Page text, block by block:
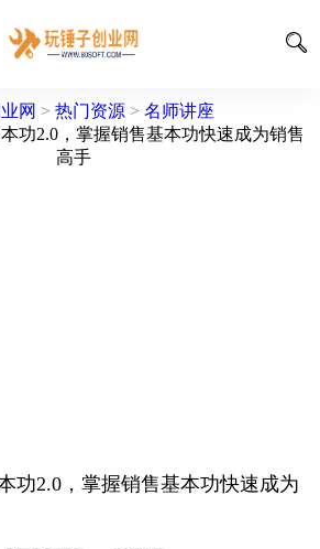
网 > 热门资源 > 名师讲座
功2.0，掌握销售基本功快速成为